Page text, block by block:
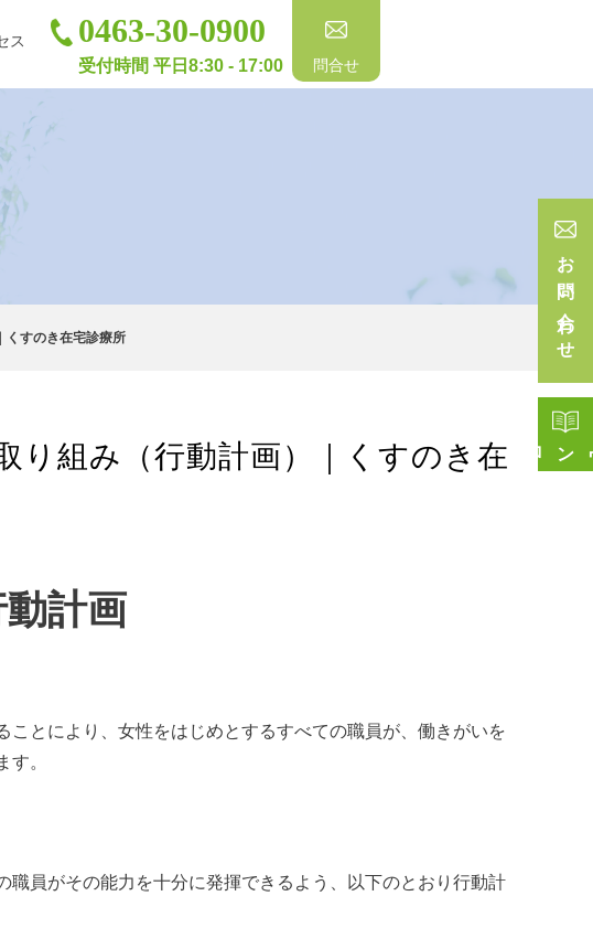
ス 0463-30-0900
受付時間 平日8:30 - 17:00 問合せ
お問い合わせ
ー
ド
くすのき在宅診療所
り組み（行動計画）｜くすのき在
計画
とにより、女性をはじめとするすべての職員が、働きがいを
。
員がその能力を十分に発揮できるよう、以下のとおり行動計